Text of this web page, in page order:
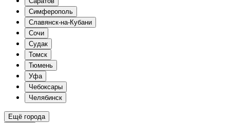
Симферополь
Славянск-на-Кубани
Сочи
Судак
Томск
Тюмень
Уфа
Чебоксары
Челябинск
Ещё города